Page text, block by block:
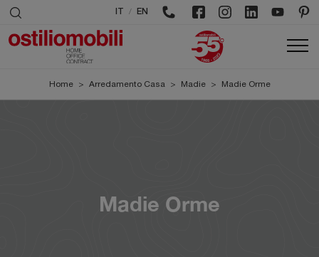
/ EN
Home > Arredamento Casa > Madie > Madie Orme
Madie Orme